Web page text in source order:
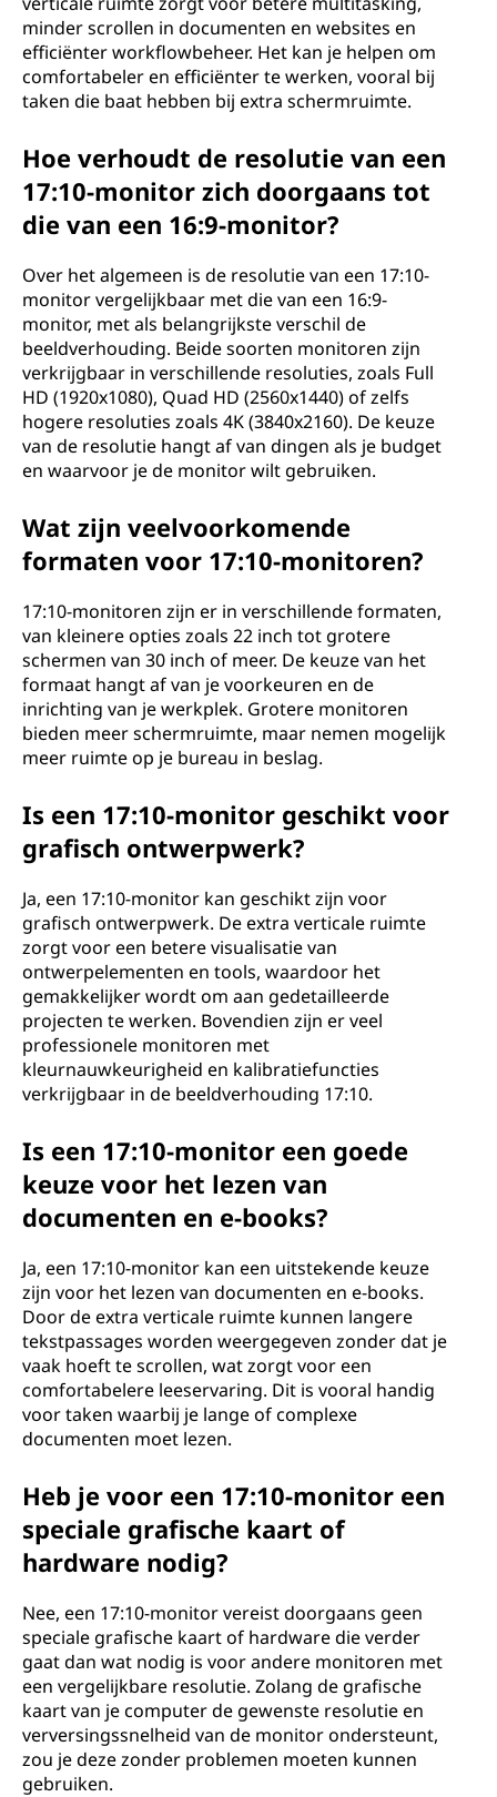
minder scrollen in documenten en websites en
efficiënter workflowbeheer. Het kan je helpen om
comfortabeler en efficiënter te werken, vooral bij
taken die baat hebben bij extra schermruimte.
Hoe verhoudt de resolutie van een
17:10-monitor zich doorgaans tot
die van een 16:9-monitor?
Over het algemeen is de resolutie van een 17:10-
monitor vergelijkbaar met die van een 16:9-
monitor, met als belangrijkste verschil de
beeldverhouding. Beide soorten monitoren zijn
verkrijgbaar in verschillende resoluties, zoals Full
HD (1920x1080), Quad HD (2560x1440) of zelfs
hogere resoluties zoals 4K (3840x2160). De keuze
van de resolutie hangt af van dingen als je budget
en waarvoor je de monitor wilt gebruiken.
Wat zijn veelvoorkomende
formaten voor 17:10-monitoren?
17:10-monitoren zijn er in verschillende formaten,
van kleinere opties zoals 22 inch tot grotere
schermen van 30 inch of meer. De keuze van het
formaat hangt af van je voorkeuren en de
inrichting van je werkplek. Grotere monitoren
bieden meer schermruimte, maar nemen mogelijk
meer ruimte op je bureau in beslag.
Is een 17:10-monitor geschikt voor
grafisch ontwerpwerk?
Ja, een 17:10-monitor kan geschikt zijn voor
grafisch ontwerpwerk. De extra verticale ruimte
zorgt voor een betere visualisatie van
ontwerpelementen en tools, waardoor het
gemakkelijker wordt om aan gedetailleerde
projecten te werken. Bovendien zijn er veel
professionele monitoren met
kleurnauwkeurigheid en kalibratiefuncties
verkrijgbaar in de beeldverhouding 17:10.
Is een 17:10-monitor een goede
keuze voor het lezen van
documenten en e-books?
Ja, een 17:10-monitor kan een uitstekende keuze
zijn voor het lezen van documenten en e-books.
Door de extra verticale ruimte kunnen langere
tekstpassages worden weergegeven zonder dat je
vaak hoeft te scrollen, wat zorgt voor een
comfortabelere leeservaring. Dit is vooral handig
voor taken waarbij je lange of complexe
documenten moet lezen.
Heb je voor een 17:10-monitor een
speciale grafische kaart of
hardware nodig?
Nee, een 17:10-monitor vereist doorgaans geen
speciale grafische kaart of hardware die verder
gaat dan wat nodig is voor andere monitoren met
een vergelijkbare resolutie. Zolang de grafische
kaart van je computer de gewenste resolutie en
verversingssnelheid van de monitor ondersteunt,
zou je deze zonder problemen moeten kunnen
gebruiken.